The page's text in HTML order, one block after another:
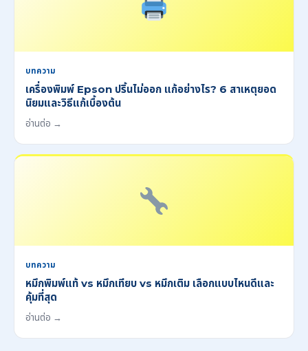
บทความ
เครื่องพิมพ์ Epson ปริ้นไม่ออก แก้อย่างไร? 6 สาเหตุยอด
นิยมและวิธีแก้เบื้องต้น
อ่านต่อ →
บทความ
หมึกพิมพ์แท้ vs หมึกเทียบ vs หมึกเติม เลือกแบบไหนดีและ
คุ้มที่สุด
อ่านต่อ →